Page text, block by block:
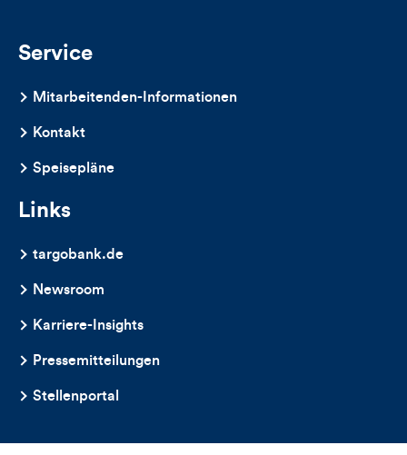
Service
Mitarbeitenden-Informationen
Kontakt
Speisepläne
Links
targobank.de
Newsroom
Karriere-Insights
Pressemitteilungen
Stellenportal